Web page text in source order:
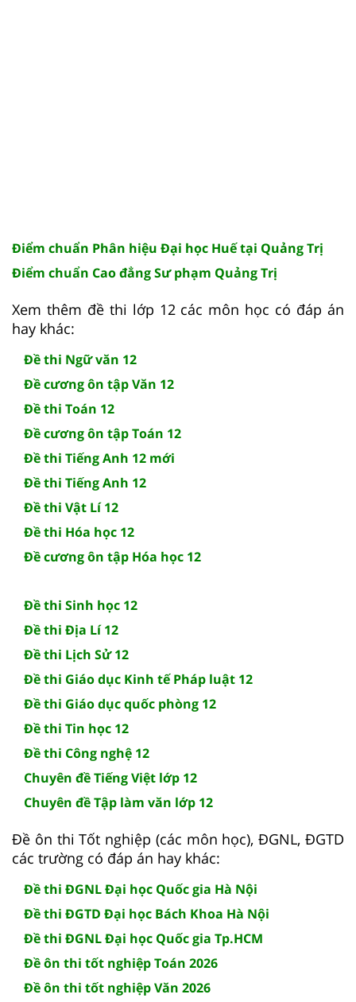
Điểm chuẩn Phân hiệu Đại học Huế tại Quảng Trị
Điểm chuẩn Cao đẳng Sư phạm Quảng Trị
Xem thêm đề thi lớp 12 các môn học có đáp án
hay khác:
Đề thi Ngữ văn 12
Đề cương ôn tập Văn 12
Đề thi Toán 12
Đề cương ôn tập Toán 12
Đề thi Tiếng Anh 12 mới
Đề thi Tiếng Anh 12
Đề thi Vật Lí 12
Đề thi Hóa học 12
Đề cương ôn tập Hóa học 12
Đề thi Sinh học 12
Đề thi Địa Lí 12
Đề thi Lịch Sử 12
Đề thi Giáo dục Kinh tế Pháp luật 12
Đề thi Giáo dục quốc phòng 12
Đề thi Tin học 12
Đề thi Công nghệ 12
Chuyên đề Tiếng Việt lớp 12
Chuyên đề Tập làm văn lớp 12
Đề ôn thi Tốt nghiệp (các môn học), ĐGNL, ĐGTD
các trường có đáp án hay khác:
Đề thi ĐGNL Đại học Quốc gia Hà Nội
Đề thi ĐGTD Đại học Bách Khoa Hà Nội
Đề thi ĐGNL Đại học Quốc gia Tp.HCM
Đề ôn thi tốt nghiệp Toán 2026
Đề ôn thi tốt nghiệp Văn 2026